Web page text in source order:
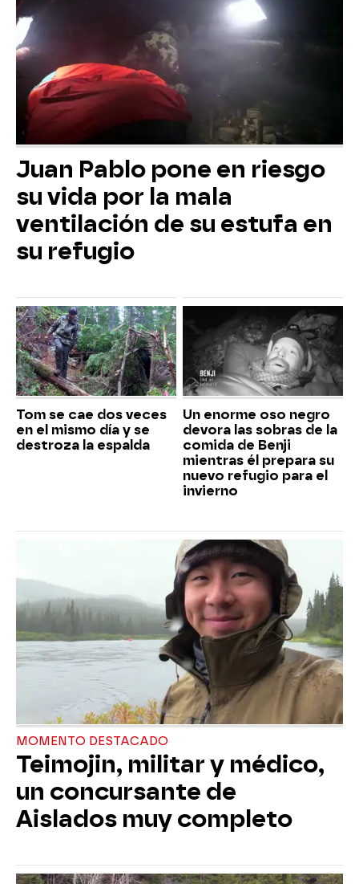
Juan Pablo pone en riesgo
su vida por la mala
ventilación de su estufa en
su refugio
Tom se cae dos veces
en el mismo día y se
destroza la espalda
Un enorme oso negro
devora las sobras de la
comida de Benji
mientras él prepara su
nuevo refugio para el
invierno
MOMENTO DESTACADO
Teimojin, militar y médico,
un concursante de
Aislados muy completo